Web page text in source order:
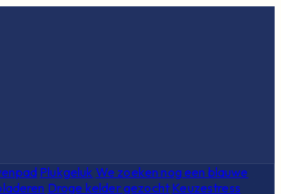
Plukgeluk We zoeken nog een blauwe
Droge kelder gezocht Keuzestress